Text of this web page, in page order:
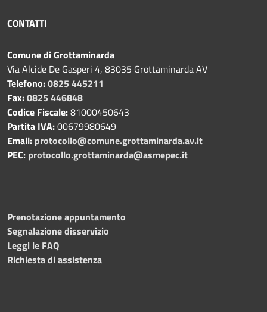
CONTATTI
Comune di Grottaminarda
Via Alcide De Gasperi 4, 83035 Grottaminarda AV
Telefono:0825 445211
Fax:0825 446848
Codice Fiscale:81000450643
Partita IVA:00679980649
Email: protocollo@comune.grottaminarda.av.it
PEC: protocollo.grottaminarda@asmepec.it
Prenotazione appuntamento
Segnalazione disservizio
Leggi le FAQ
Richiesta di assistenza